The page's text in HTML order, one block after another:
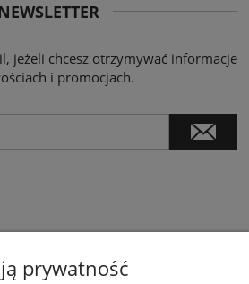
jeżeli chcesz otrzymywać informacje
i promocjach.
prywatność